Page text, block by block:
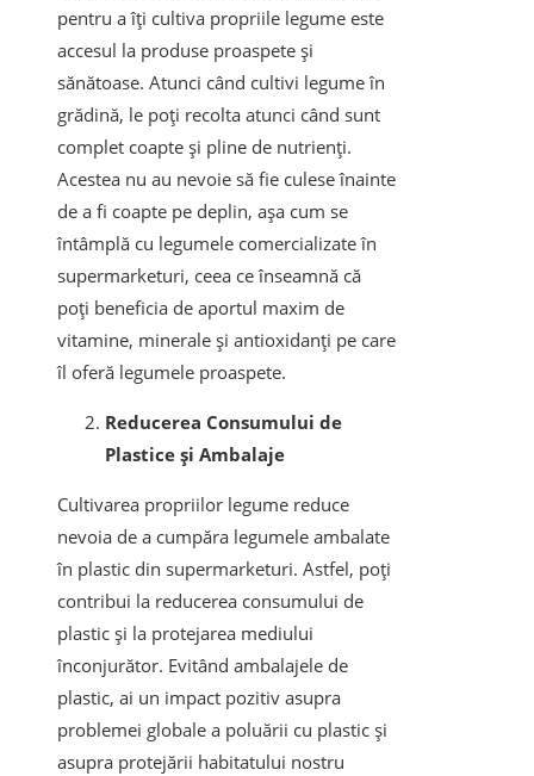
pentru a îți cultiva propriile legume este
accesul la produse proaspete și
sănătoase. Atunci când cultivi legume în
grădină, le poți recolta atunci când sunt
complet coapte și pline de nutrienți.
Acestea nu au nevoie să fie culese înainte
de a fi coapte pe deplin, așa cum se
întâmplă cu legumele comercializate în
supermarketuri, ceea ce înseamnă că
poți beneficia de aportul maxim de
vitamine, minerale și antioxidanți pe care
îl oferă legumele proaspete.
Reducerea Consumului de
Plastice și Ambalaje
Cultivarea propriilor legume reduce
nevoia de a cumpăra legumele ambalate
în plastic din supermarketuri. Astfel, poți
contribui la reducerea consumului de
plastic și la protejarea mediului
înconjurător. Evitând ambalajele de
plastic, ai un impact pozitiv asupra
problemei globale a poluării cu plastic și
asupra protejării habitatului nostru